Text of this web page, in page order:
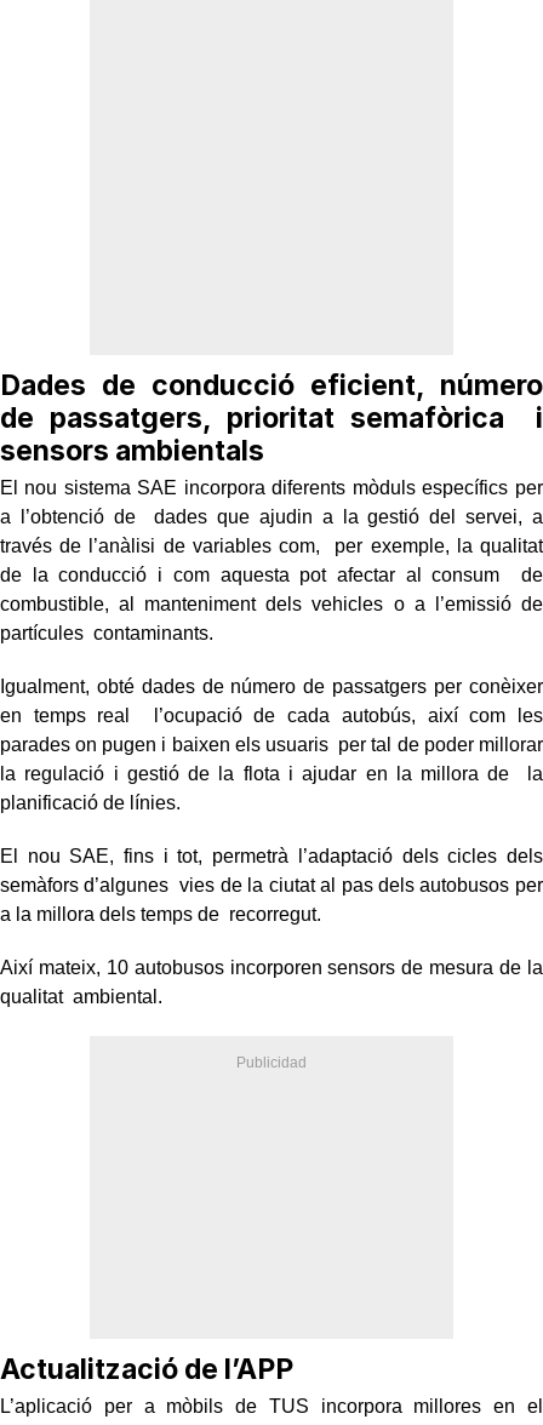
Dades de conducció eficient, número
de passatgers, prioritat semafòrica i
sensors ambientals
El nou sistema SAE incorpora diferents mòduls específics per
a l’obtenció de dades que ajudin a la gestió del servei, a
través de l’anàlisi de variables com, per exemple, la qualitat
de la conducció i com aquesta pot afectar al consum de
combustible, al manteniment dels vehicles o a l’emissió de
partícules contaminants.
Igualment, obté dades de número de passatgers per conèixer
en temps real l’ocupació de cada autobús, així com les
parades on pugen i baixen els usuaris per tal de poder millorar
la regulació i gestió de la flota i ajudar en la millora de la
planificació de línies.
El nou SAE, fins i tot, permetrà l’adaptació dels cicles dels
semàfors d’algunes vies de la ciutat al pas dels autobusos per
a la millora dels temps de recorregut.
Així mateix, 10 autobusos incorporen sensors de mesura de la
qualitat ambiental.
Actualització de l’APP
L’aplicació per a mòbils de TUS incorpora millores en el